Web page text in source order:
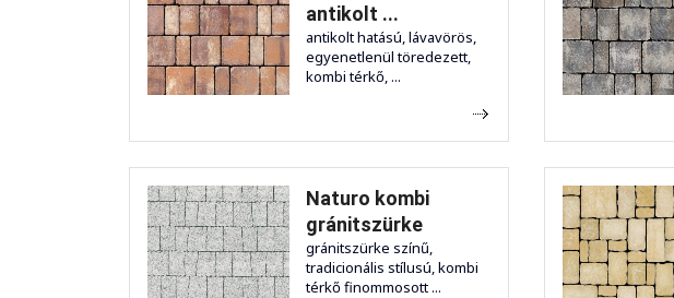
antikolt ...
antikolt hatású, lávavörös,
egyenetlenül töredezett,
kombi térkő, ...
Naturo kombi
gránitszürke
gránitszürke színű,
tradicionális stílusú, kombi
térkő finommosott ...